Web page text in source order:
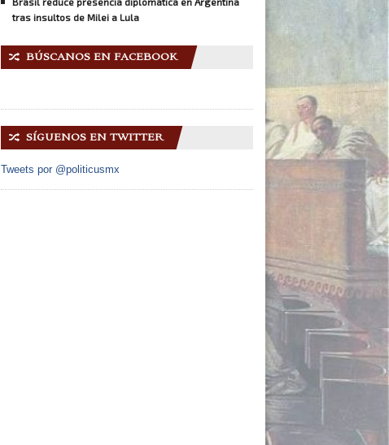
tras insultos de Milei a Lula
🔀 BÚSCANOS EN FACEBOOK
🔀 SÍGUENOS EN TWITTER
Tweets por @politicusmx